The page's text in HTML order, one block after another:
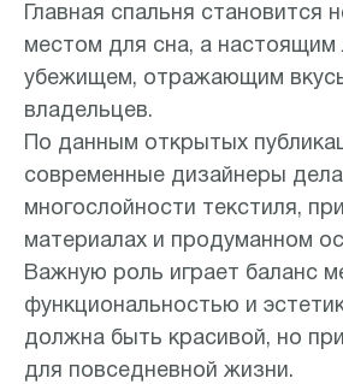
Главная спальня становится
местом для сна, а настоящим
убежищем, отражающим
владельцев.
По данным открытых
современные дизайнеры
многослойности текстиля,
материалах и продуманном
Важную роль играет баланс
функциональностью и
должна быть красивой, но
для повседневной жизни.